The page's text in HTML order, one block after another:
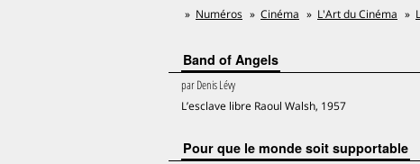
Numéros Cinéma L'Art du Cinéma
Band of Angels
parDenis Lévy
L’esclave libre Raoul Walsh, 1957
Pour que le monde soit supportable